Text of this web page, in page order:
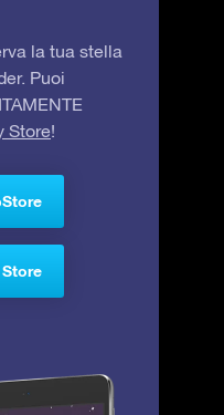
la tua stella
Puoi
Store!